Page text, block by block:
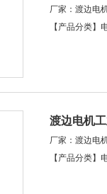
PE1NP)
厂家：渡边电
【产品分类】
渡边电机
(WLD-
厂家：渡边电
【产品分类】